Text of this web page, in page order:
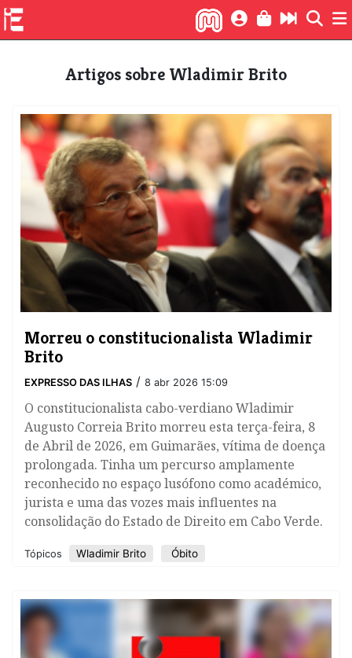
Artigos sobre Wladimir Brito
Morreu o constitucionalista Wladimir
Brito
EXPRESSO DAS ILHAS / 8 abr 2026 15:09
​O constitucionalista cabo-verdiano Wladimir
Augusto Correia Brito morreu esta terça-feira, 8
de Abril de 2026, em Guimarães, vítima de doença
prolongada. Tinha um percurso amplamente
reconhecido no espaço lusófono como académico,
jurista e uma das vozes mais influentes na
consolidação do Estado de Direito em Cabo Verde.
Tópicos Wladimir Brito Óbito